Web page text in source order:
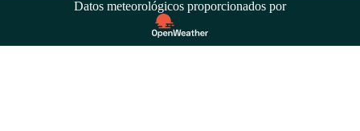
Datos meteorológicos proporcionados por